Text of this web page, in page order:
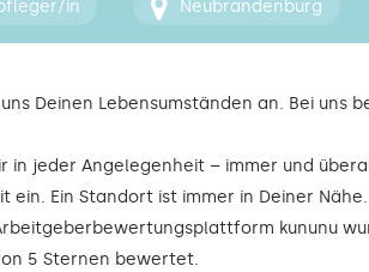
in Neubrandenburg
Deinen Lebensumständen an. Bei uns
in jeder Angelegenheit – immer und
ein. Ein Standort ist immer in Deiner Nähe.
kununu
5 Sternen bewertet.